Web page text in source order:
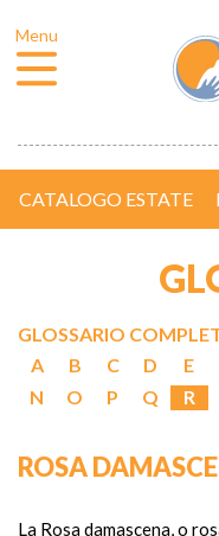
CATALOGO ESTATE
GLOSSARIO
A
B C D E
N
O P Q R
ROSA
La Rosa damascena, o